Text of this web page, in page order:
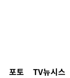
포토 TV뉴시스